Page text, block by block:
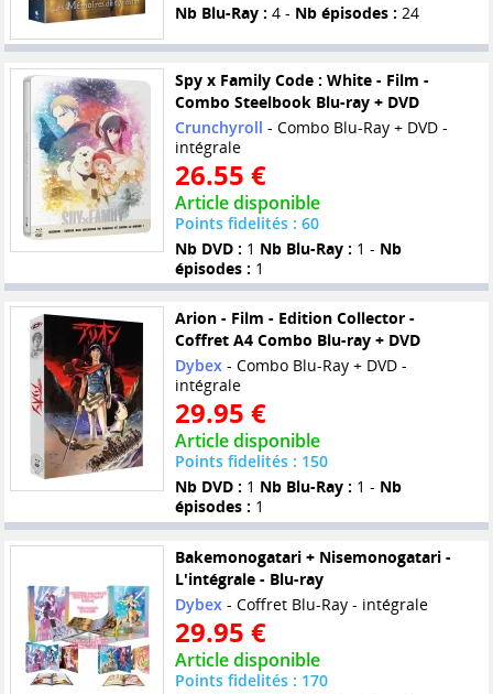
Nb Blu-Ray : 4 - Nb épisodes : 24
Spy x Family Code : White - Film -
Combo Steelbook Blu-ray + DVD
Crunchyroll - Combo Blu-Ray + DVD -
intégrale
26.55 €
Article disponible
Points fidelités : 60
Nb DVD : 1 Nb Blu-Ray : 1 - Nb
épisodes : 1
Arion - Film - Edition Collector -
Coffret A4 Combo Blu-ray + DVD
Dybex- Combo Blu-Ray + DVD -
intégrale
29.95 €
Article disponible
Points fidelités : 150
Nb DVD : 1 Nb Blu-Ray : 1 - Nb
épisodes : 1
Bakemonogatari + Nisemonogatari -
L'intégrale - Blu-ray
Dybex- Coffret Blu-Ray - intégrale
29.95 €
Article disponible
Points fidelités : 170